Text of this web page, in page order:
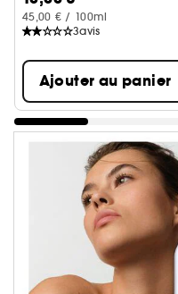
45,00 € / 100ml
3avis
Ajouter au panier